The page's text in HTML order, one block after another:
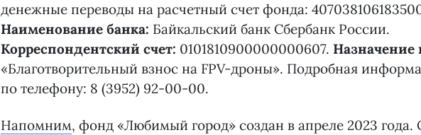
денежные переводы на расчетный счет фонда:
Наименование банка: Байкальский банк Сбербанк России.
Корреспондентский счет: 0101810900000000607. Назначение
«Благотворительный взнос на FPV-дроны». Подробная
по телефону: 8 (3952) 92-00-00.
Напомним, фонд «Любимый город» создан в апреле 2023 года.